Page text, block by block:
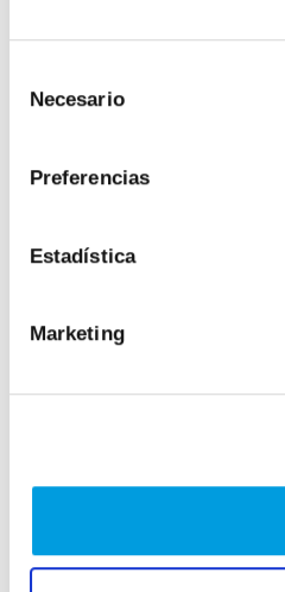
Necesario
Preferencias
Estadística
Marketing